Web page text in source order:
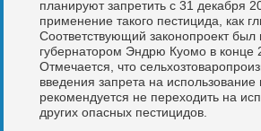
планируют запретить с 31 декабря
применение такого пестицида, как
Соответствующий законопроект был
губернатором Эндрю Куомо в конце
Отмечается, что
введения запрета на использование
рекомендуется не переходить на
других опасных пестицидов.